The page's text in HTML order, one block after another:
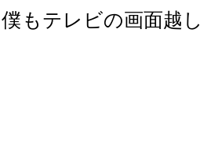
もテレビの画面越